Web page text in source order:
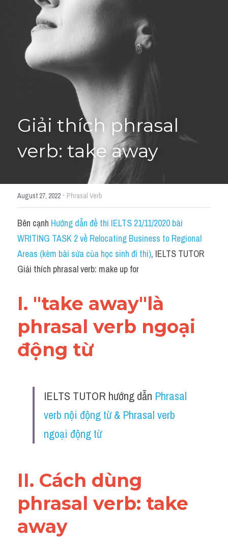
Giải đề thi từng câu
Giải đề thi
Academic words
Phrase
Idioms đồng nghĩa
Idioms trái nghĩa
Antonym
Idiom
Grammar
Word form
Cách dùng từ
Phân biệt từ
Speaking
Writing
HỌC THỬ
Giải thích phrasal
verb: take away
August 27, 2022 · Phrasal Verb
Bên cạnh Hướng dẫn đề thi IELTS 21/11/2020 bài
WRITING TASK 2 về Relocating Business to Regional
Areas (kèm bài sửa của học sinh đi thi), IELTS TUTOR
Giải thích phrasal verb: make up for
I. "take away"là
phrasal verb ngoại
động từ
IELTS TUTOR hướng dẫn Phrasal
verb nội động từ & Phrasal verb
ngoại động từ
II. Cách dùng
phrasal verb: take
away